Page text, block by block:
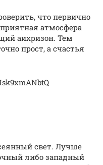
что первично
атмосфера
аихризон. Тем
прост, а счастья
свет. Лучше
либо западный